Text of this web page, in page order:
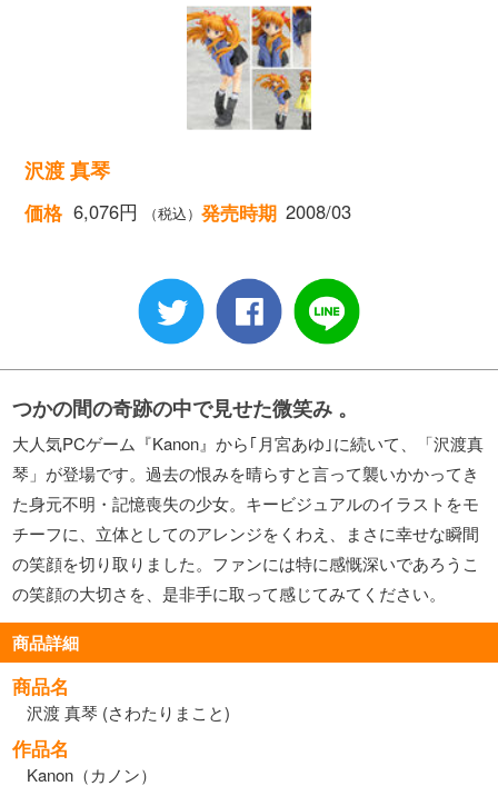
沢渡 真琴
価格 6,076円 （税込） 発売時期 2008/03
つかの間の奇跡の中で見せた微笑み 。
大人気PCゲーム『Kanon』から｢月宮あゆ｣に続いて、「沢渡真
琴」が登場です。過去の恨みを晴らすと言って襲いかかってき
た身元不明・記憶喪失の少女。キービジュアルのイラストをモ
チーフに、立体としてのアレンジをくわえ、まさに幸せな瞬間
の笑顔を切り取りました。ファンには特に感慨深いであろうこ
の笑顔の大切さを、是非手に取って感じてみてください。
商品詳細
商品名
沢渡 真琴 (さわたりまこと)
作品名
Kanon（カノン）